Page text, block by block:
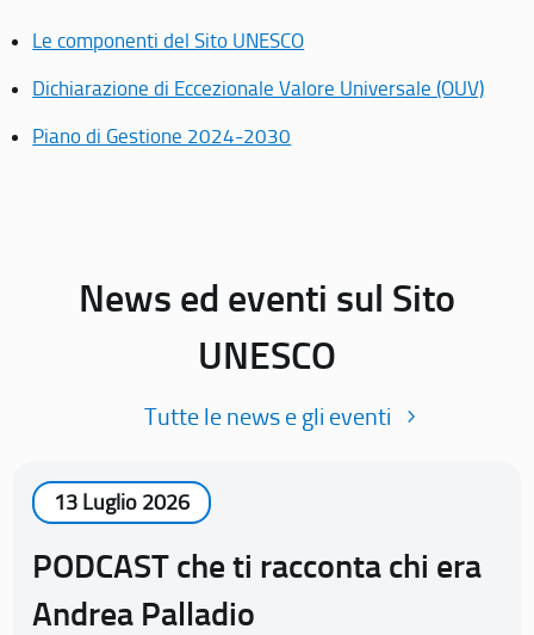
Le componenti del Sito UNESCO
Dichiarazione di Eccezionale Valore Universale (OUV)
Piano di Gestione 2024-2030
News ed eventi sul Sito
UNESCO
Tutte le news e gli eventi
13 Luglio 2026
PODCAST che ti racconta chi era
Andrea Palladio